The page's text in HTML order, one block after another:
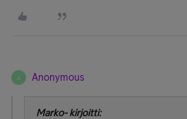
A Anonymous
Marko- kirjoitti: